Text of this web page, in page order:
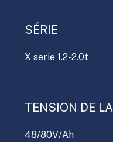
SÉRIE
X serie 1.2-2.0t
TENSION DE
48/80V/Ah